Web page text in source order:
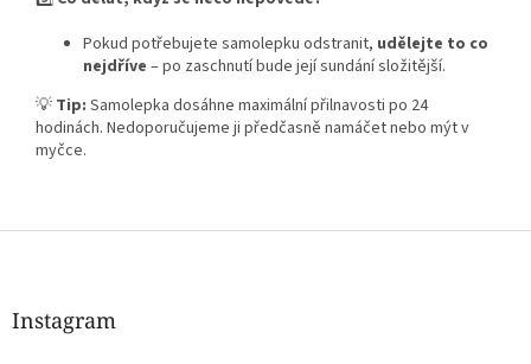
Pokud potřebujete samolepku odstranit, udělejte to co
nejdříve – po zaschnutí bude její sundání složitější.
💡 Tip: Samolepka dosáhne maximální přilnavosti po 24
hodinách. Nedoporučujeme ji předčasně namáčet nebo mýt v
myčce.
Z
Instagram